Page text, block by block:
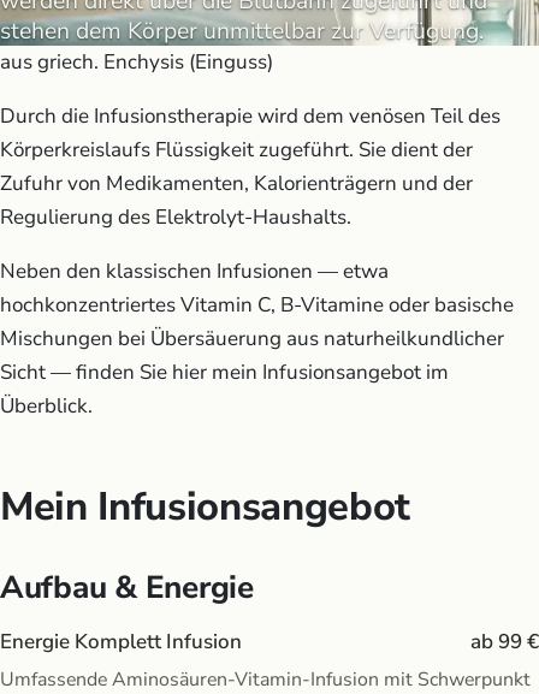
stehen dem Körper unmittelbar zur Verfügung.
aus griech. Enchysis (Einguss)
Durch die Infusionstherapie wird dem venösen Teil des
Körperkreislaufs Flüssigkeit zugeführt. Sie dient der
Zufuhr von Medikamenten, Kalorienträgern und der
Regulierung des Elektrolyt-Haushalts.
Neben den klassischen Infusionen — etwa
hochkonzentriertes Vitamin C, B-Vitamine oder basische
Mischungen bei Übersäuerung aus naturheilkundlicher
Sicht — finden Sie hier mein Infusionsangebot im
Überblick.
Mein Infusionsangebot
Aufbau & Energie
Energie Komplett Infusion ab 99 €
Umfassende Aminosäuren-Vitamin-Infusion mit Schwerpunkt